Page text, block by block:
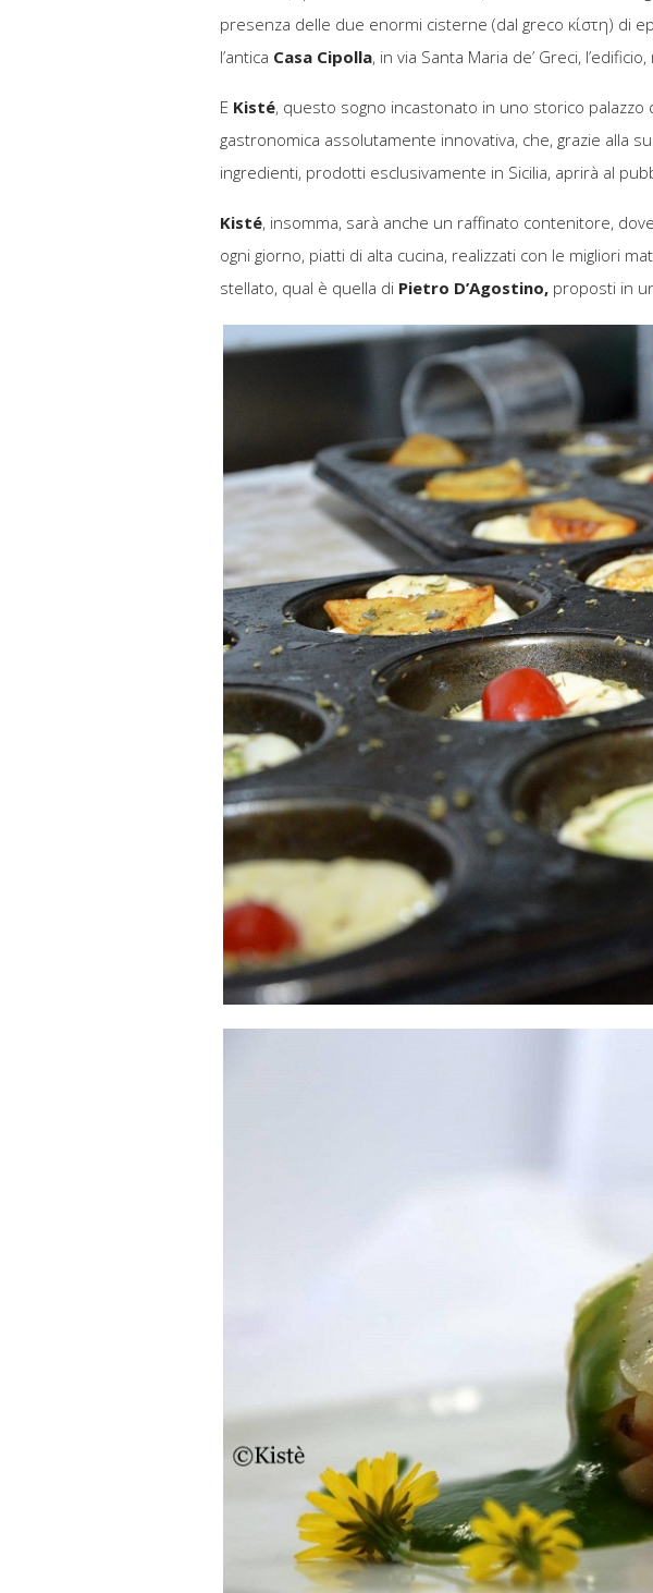
presenza delle due enormi cisterne (dal greco κίστη) di
l’antica Casa Cipolla, in via Santa Maria de’ Greci,
E Kisté, questo sogno incastonato in uno storico
gastronomica assolutamente innovativa, che, grazie alla
ingredienti, prodotti esclusivamente in Sicilia, aprirà al
Kisté, insomma, sarà anche un raffinato contenitore,
ogni giorno, piatti di alta cucina, realizzati con le migliori
stellato, qual è quella di Pietro D’Agostino, proposti in